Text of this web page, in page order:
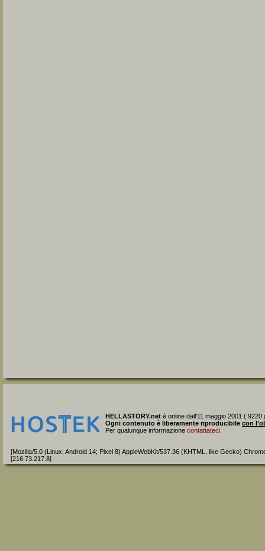
HELLASTORY.net è online dall'11 maggio 2001 ( 9220
Ogni contenuto è liberamente riproducibile con
Per qualunque informazione contattateci
[Mozilla/5.0 (Linux; Android 14; Pixel 8) AppleWebKit/537.36 (KHTML, like Gecko)
[216.73.217.8]